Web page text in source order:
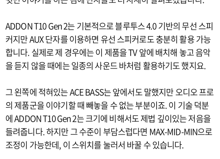
ADDON T10 Gen 2는 기본적으로 블루투스 4.0 기반의 무선 스피
커지만 AUX 단자를 이용하면 유선 스피커로도 충분히 활용 가능
합니다. 실제로 제 경우에는 이 제품을 TV 앞에 배치해 놓고 음악
을 듣지 않을 때에는 일종의 사운드 바처럼 활용하기도 했지요.
그 왼쪽에 적혀있는 ACE BASS는 앞에서도 말했지만 오디오 프로
의 제품군을 이야기할 때 빼놓을 수 없는 부분이죠. 이 기술 덕분
에 ADDON T10 Gen 2는 크기에 비해서도 제법 깊이있는 저음을
들려줍니다. 하지만 그 수준이 부담스럽다면 MAX-MID-MIN으로
조정이 가능한데, 이 스위치를 눌러서 바꿀 수 있습니다.